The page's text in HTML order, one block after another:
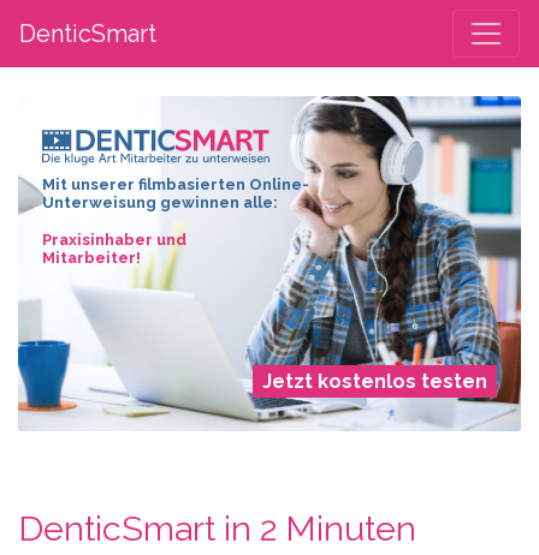
DenticSmart
Mit unserer filmbasierten Online-
Unterweisung gewinnen alle:
Praxisinhaber und
Mitarbeiter!
Jetzt kostenlos testen
DenticSmart in 2 Minuten